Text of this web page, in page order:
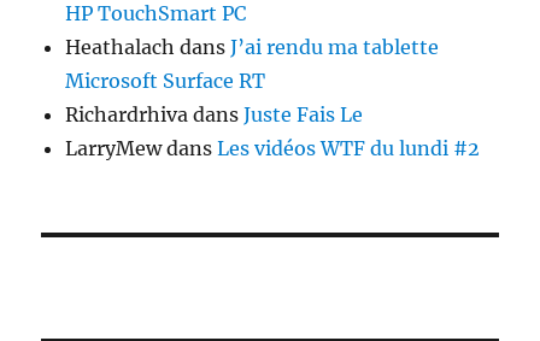
HP TouchSmart PC
Heathalach dansJ’ai rendu ma tablette
Microsoft Surface RT
Richardrhiva dansJuste Fais Le
LarryMewdansLes vidéos WTF du lundi #2